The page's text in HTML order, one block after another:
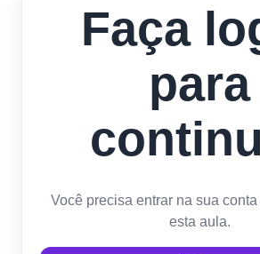
Faça
para
Você precisa entrar na sua
esta aula.